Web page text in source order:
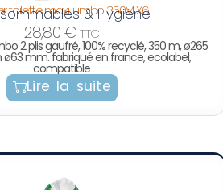
toilette maxi jumbo 350M X6
& Hygiène
28,80€ TTC
2 plis gaufré, 100% recyclé, 350 m, ø265
mm. fabriqué en france, ecolabel,
compatible
Lire la suite